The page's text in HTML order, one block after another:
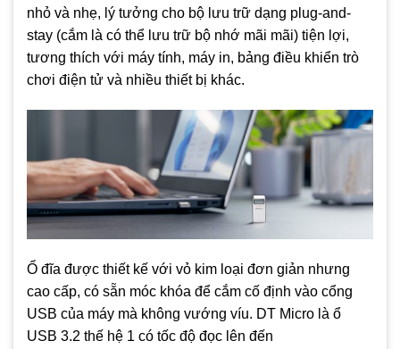
nhỏ và nhẹ, lý tưởng cho bộ lưu trữ dạng plug-and-
stay (cắm là có thể lưu trữ bộ nhớ mãi mãi) tiện lợi,
tương thích với máy tính, máy in, bảng điều khiển trò
chơi điện tử và nhiều thiết bị khác.
Ổ đĩa được thiết kế với vỏ kim loại đơn giản nhưng
cao cấp, có sẵn móc khóa để cắm cố định vào cổng
USB của máy mà không vướng víu. DT Micro là ổ
USB 3.2 thế hệ 1 có tốc độ đọc lên đến